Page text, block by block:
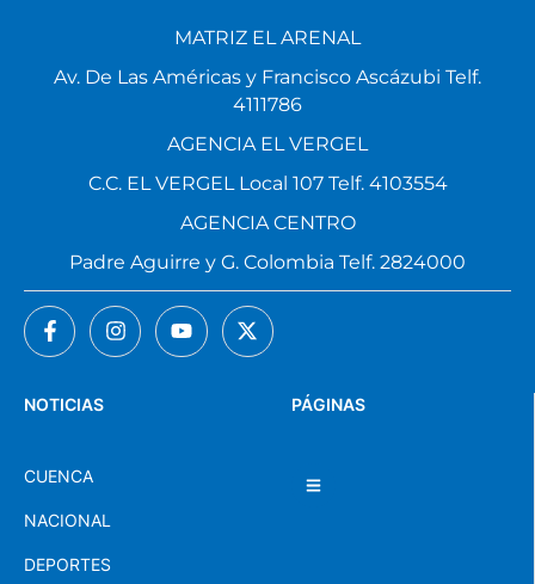
PÁGINAS
NOTICIAS
CUENCA
NACIONAL
DEPORTES
MATRIZ EL ARENAL
Av. De Las Américas y Francisco Ascázubi Telf.
4111786
AGENCIA EL VERGEL
C.C. EL VERGEL Local 107 Telf. 4103554
AGENCIA CENTRO
Padre Aguirre y G. Colombia Telf. 2824000